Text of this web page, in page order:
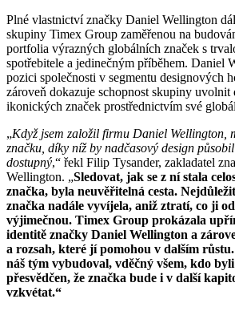
Plné vlastnictví značky Daniel Wellington
skupiny Timex Group zaměřenou na
portfolia výrazných globálních značek s
spotřebitele a jedinečným příběhem. Daniel
pozici společnosti v segmentu designových
zároveň dokazuje schopnost skupiny
ikonických značek prostřednictvím své
„Když jsem založil firmu Daniel Wellington,
značku, díky níž by nadčasový design
dostupný,“ řekl Filip Tysander, zakladatel
Wellington. „Sledovat, jak se z ní stala
značka, byla neuvěřitelná cesta.
značka nadále vyvíjela, aniž ztratí, co ji
výjimečnou. Timex Group prokázala
identitě značky Daniel Wellington a
a rozsah, které jí pomohou v dalším
náš tým vybudoval, vděčný všem, kdo byli
přesvědčen, že značka bude i v další
vzkvétat.“